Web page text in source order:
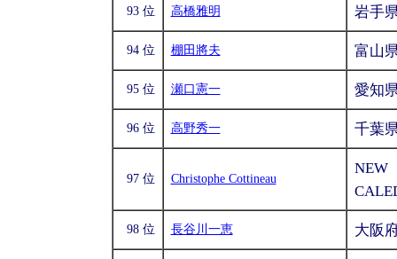
93 位 高橋雅明 岩手
94 位 棚田將夫 富山
95 位 瀬口憲一 愛知
96 位 高野秀一 千葉
97 位 Christophe Cottineau
NEW
98 位 長谷川一恵 大阪